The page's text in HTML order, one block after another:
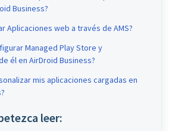
Business?
Aplicaciones web a través de AMS?
Managed Play Store y
él en AirDroid Business?
mis aplicaciones cargadas en
leer: